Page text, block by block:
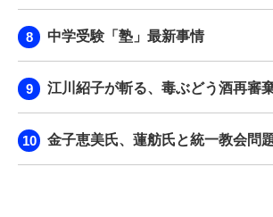
中学受験「塾」最新事情
江川紹子が斬る、毒ぶどう酒再審
金子恵美氏、蓮舫氏と統一教会問